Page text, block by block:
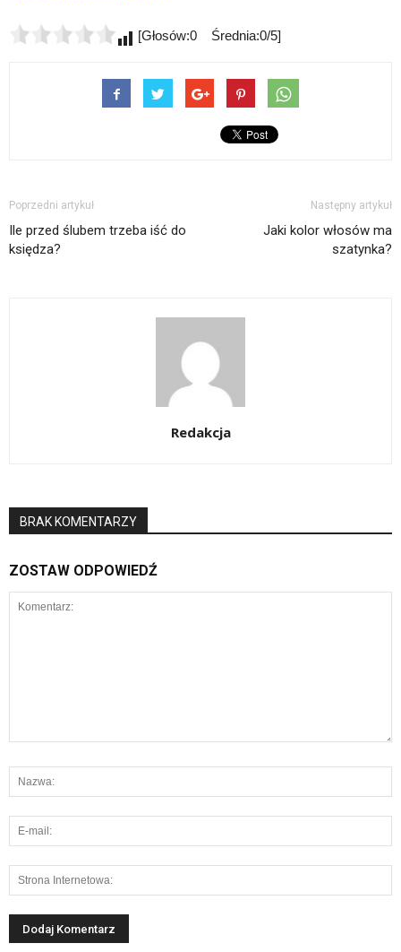
[Głosów:0 Średnia:0/5]
Poprzedni artykuł
Ile przed ślubem trzeba iść do
księdza?
Następny artykuł
Jaki kolor włosów ma
szatynka?
Redakcja
BRAK KOMENTARZY
ZOSTAW ODPOWIEDŹ